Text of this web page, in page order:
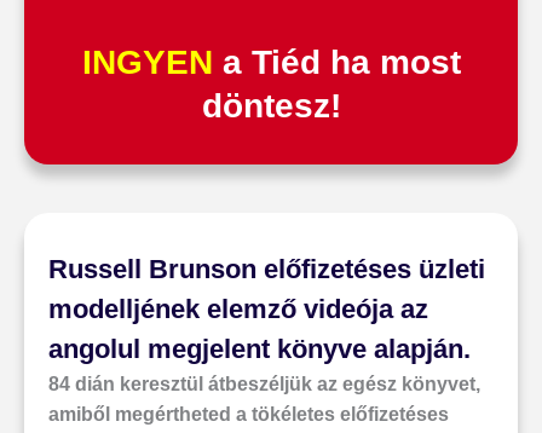
Russell Brunson előfizetéses üzleti
modelljének elemző videója az
angolul megjelent könyve alapján.
84 dián keresztül átbeszéljük az egész könyvet,
amiből megértheted a tökéletes előfizetéses
INGYEN a Tiéd ha most
döntesz!